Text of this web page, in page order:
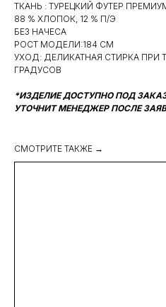
ТКАНЬ : ТУРЕЦКИЙ ФУТЕР
88 % ХЛОПОК, 12 % П/Э
БЕЗ НАЧЕСА
РОСТ МОДЕЛИ:184 СМ
УХОД: ДЕЛИКАТНАЯ СТИРКА ПРИ
ГРАДУСОВ
*ИЗДЕЛИЕ ДОСТУПНО ПОД
УТОЧНИТ МЕНЕДЖЕР ПОСЛЕ
СМОТРИТЕ ТАКЖЕ →